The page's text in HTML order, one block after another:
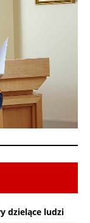
dzielące ludzi